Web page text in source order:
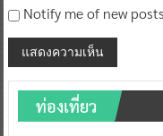
Notify me of new
ท่องเที่ยว